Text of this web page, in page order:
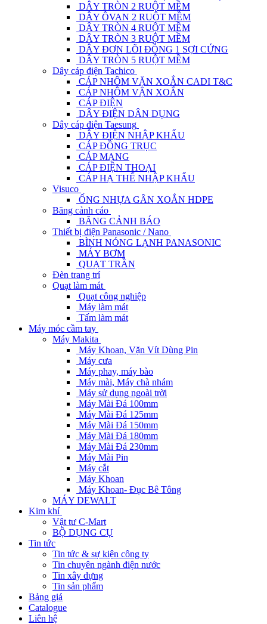
DÂY TRÒN 2 RUỘT MỀM
DÂY ÔVAN 2 RUỘT MỀM
DÂY TRÒN 4 RUỘT MỀM
DÂY TRÒN 3 RUỘT MỀM
DÂY ĐƠN LÕI ĐỒNG 1 SỢI CỨNG
DÂY TRÒN 5 RUỘT MỀM
Dây cáp điện Tachico
CÁP NHÔM VẶN XOẮN CADI T&C
CÁP NHÔM VẶN XOẮN
CÁP ĐIỆN
DÂY ĐIỆN DÂN DỤNG
Dây cáp điện Taesung
DÂY ĐIỆN NHẬP KHẨU
CÁP ĐỒNG TRỤC
CÁP MẠNG
CÁP ĐIỆN THOẠI
CÁP HẠ THẾ NHẬP KHẨU
Visuco
ỐNG NHỰA GÂN XOẮN HDPE
Băng cảnh cáo
BĂNG CẢNH BÁO
Thiết bị điện Panasonic / Nano
BÌNH NÓNG LẠNH PANASONIC
MÁY BƠM
QUẠT TRẦN
Đèn trang trí
Quạt làm mát
Quạt công nghiệp
Máy làm mát
Tấm làm mát
Máy móc cầm tay
Máy Makita
Máy Khoan, Vặn Vít Dùng Pin
Máy cưa
Máy phay, máy bào
Máy mài, Máy chà nhám
Máy sử dụng ngoài trời
Máy Mài Đá 100mm
Máy Mài Đá 125mm
Máy Mài Đá 150mm
Máy Mài Đá 180mm
Máy Mài Đá 230mm
Máy Mài Pin
Máy cắt
Máy Khoan
Máy Khoan- Đục Bê Tông
MÁY DEWALT
Kim khí
Vật tư C-Mart
BỘ DỤNG CỤ
Tin tức
Tin tức & sự kiện công ty
Tin chuyên ngành điện nước
Tin xây dựng
Tin sản phẩm
Bảng giá
Catalogue
Liên hệ